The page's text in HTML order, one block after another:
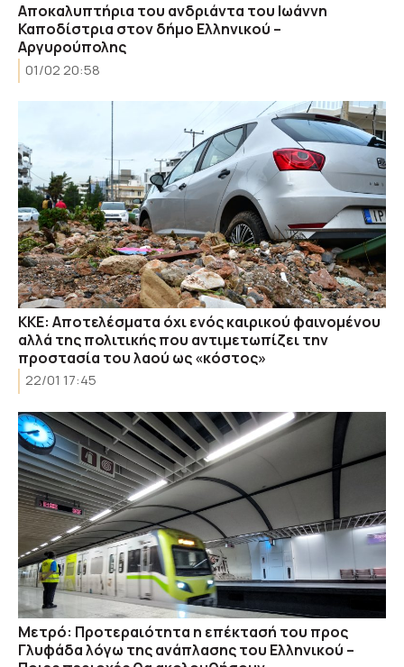
Αποκαλυπτήρια του ανδριάντα του Ιωάννη
Καποδίστρια στον δήμο Ελληνικού –
Αργυρούπολης
01/02 20:58
ΚΚΕ: Αποτελέσματα όχι ενός καιρικού φαινομένου
αλλά της πολιτικής που αντιμετωπίζει την
προστασία του λαού ως «κόστος»
22/01 17:45
Μετρό: Προτεραιότητα η επέκτασή του προς
Γλυφάδα λόγω της ανάπλασης του Ελληνικού –